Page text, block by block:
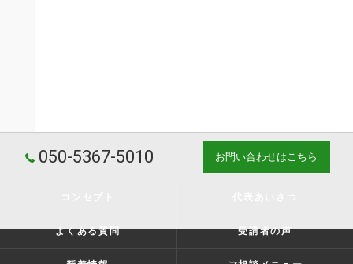
050-5367-5010 お問い合わせはこちら
よくある質問 受講者の声